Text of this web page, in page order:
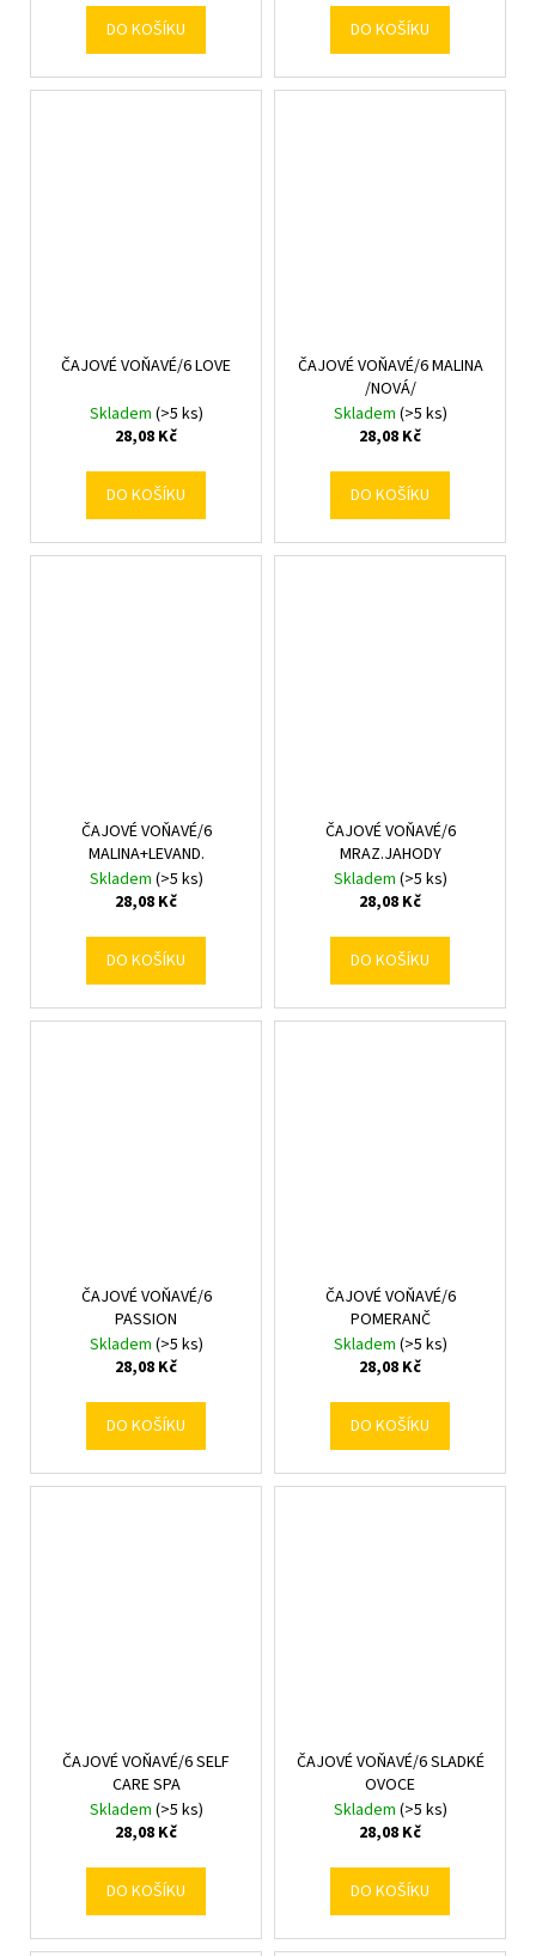
DO KOŠÍKU DO KOŠÍKU
ČAJOVÉ VOŇAVÉ/6 LOVE
Skladem (>5 ks)
28,08 Kč
DO KOŠÍKU
ČAJOVÉ VOŇAVÉ/6 MALINA
/NOVÁ/
Skladem (>5 ks)
28,08 Kč
DO KOŠÍKU
ČAJOVÉ VOŇAVÉ/6
MALINA+LEVAND.
Skladem (>5 ks)
28,08 Kč
DO KOŠÍKU
ČAJOVÉ VOŇAVÉ/6
MRAZ.JAHODY
Skladem (>5 ks)
28,08 Kč
DO KOŠÍKU
ČAJOVÉ VOŇAVÉ/6
PASSION
Skladem (>5 ks)
28,08 Kč
DO KOŠÍKU
ČAJOVÉ VOŇAVÉ/6
POMERANČ
Skladem (>5 ks)
28,08 Kč
DO KOŠÍKU
ČAJOVÉ VOŇAVÉ/6 SELF
CARE SPA
Skladem (>5 ks)
28,08 Kč
DO KOŠÍKU
ČAJOVÉ VOŇAVÉ/6 SLADKÉ
OVOCE
Skladem (>5 ks)
28,08 Kč
DO KOŠÍKU